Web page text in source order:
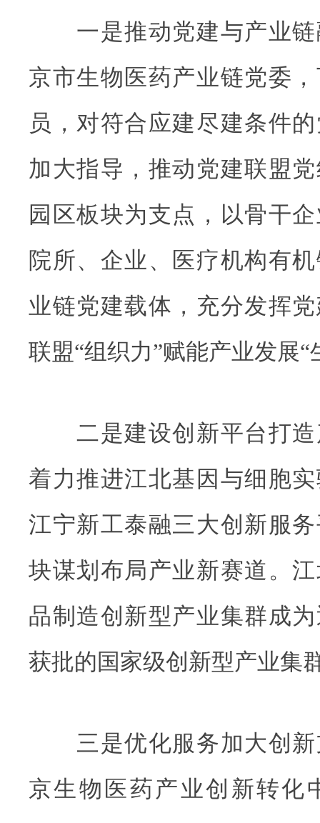
一是推动党建与产业链
京市生物医药产业链党委
员，对符合应建尽建条件
加大指导，推动党建联盟
园区板块为支点，以骨干
院所、企业、医疗机构有
业链党建载体，充分发挥
联盟“组织力”赋能产业发展“
二是建设创新平台打造
着力推进江北基因与细胞
江宁新工泰融三大创新服
块谋划布局产业新赛道。
品制造创新型产业集群成
获批的国家级创新型产业集
三是优化服务加大创新
京生物医药产业创新转化